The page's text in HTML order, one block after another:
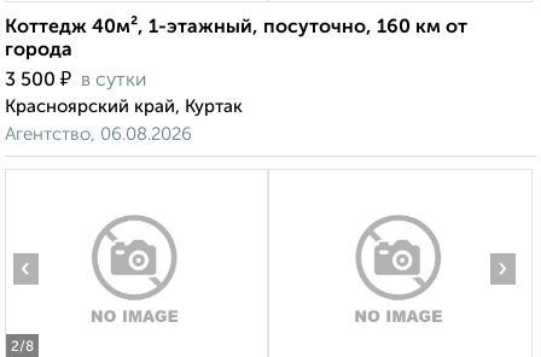
Коттедж 40м², 1-этажный, посуточно, 160 км от
города
3 500 ₽ в сутки
Красноярский край, Куртак
Агентство, 06.08.2026
2/8
‹ ›